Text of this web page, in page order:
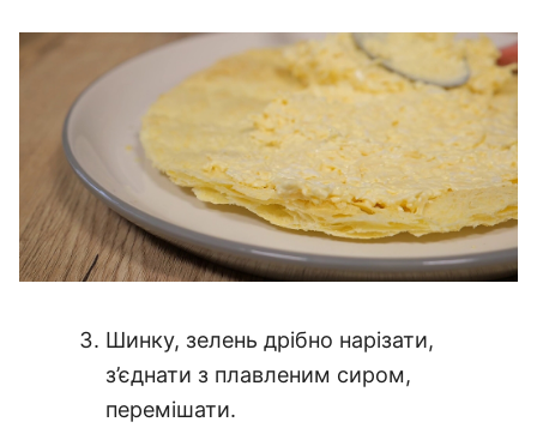
Шинку, зелень дрібно нарізати,
з’єднати з плавленим сиром,
перемішати.